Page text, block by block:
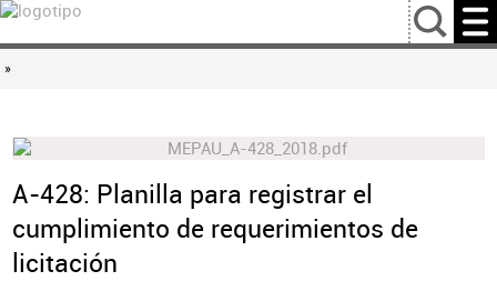
…
»
A-428: Planilla para registrar el
cumplimiento de requerimientos de
licitación